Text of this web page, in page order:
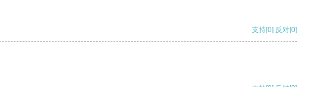
支持[0] 反对[0]